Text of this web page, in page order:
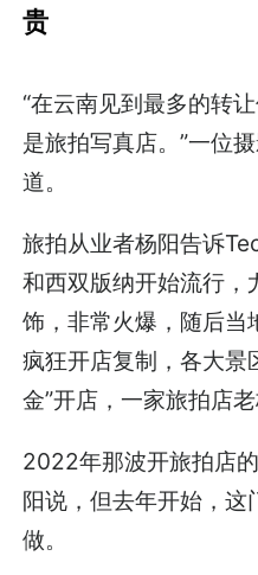
贵
“在云南见到最多的转
是旅拍写真店。”一位
道。
旅拍从业者杨阳告诉
和西双版纳开始流行，
饰，非常火爆，随后当
疯狂开店复制，各大景
金”开店，一家旅拍店
2022年那波开旅拍店
阳说，但去年开始，
做。